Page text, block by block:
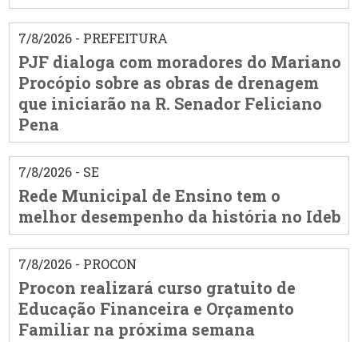
7/8/2026 - PREFEITURA
PJF dialoga com moradores do Mariano
Procópio sobre as obras de drenagem
que iniciarão na R. Senador Feliciano
Pena
7/8/2026 - SE
Rede Municipal de Ensino tem o
melhor desempenho da história no Ideb
7/8/2026 - PROCON
Procon realizará curso gratuito de
Educação Financeira e Orçamento
Familiar na próxima semana